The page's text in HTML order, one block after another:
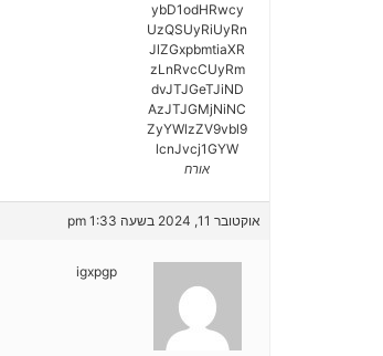
ybD1odHRwcy
UzQSUyRiUyRn
JlZGxpbmtiaXR
zLnRvcCUyRm
dvJTJGeTJiND
AzJTJGMjNiNC
ZyYWlzZV9vbl9
lcnJvcj1GYW
אורח
אוקטובר 11, 2024 בשעה 1:33 pm
igxpgp